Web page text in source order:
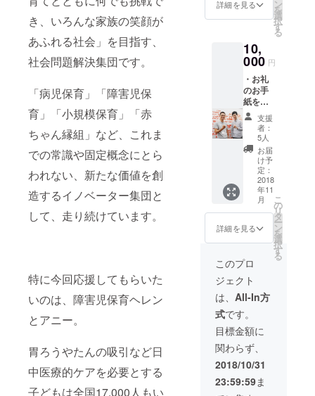
き、いろんな家族の笑顔が
あふれる社会」を目指す、
社会問題解決集団です。
「病児保育」「障害児保
育」「小規模保育」「赤
ちゃん縁組」など、これま
での常識や固定概念にとら
われない、新たな価値を創
造するイノベーター集団と
して、走り続けています。
特に今回応援してもらいた
いのは、障害児保育ヘレン
とアニー。
胃ろうやたんの吸引など日
中医療的ケアを必要とする
子どもは全国17,000人もい
詳細を見る ン
を
選
択
す
る
10,
000 円
・お礼
のお手
紙を送
りま
す。 ・
フロー
レンス
オフィ
スにお
招きし
ます。
支援
者：
5人
お届
け予
定：
2018
年11
月
詳細を見る
こ
の
リ
タ
ー
ン
を
選
択
す
る
このプロ
ジェクト
は、 All-In方
式です。
目標金額に
関わらず、
2018/10/31
23:59:59ま